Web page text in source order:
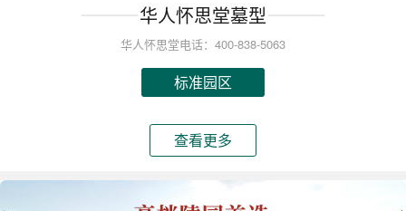
华人怀思堂墓型
华人怀思堂电话：400-838-5063
标准园区
查看更多